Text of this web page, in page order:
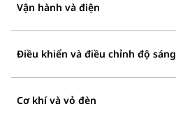
Vận hành và điện
Điều khiển và điều chỉnh độ sáng
Cơ khí và vỏ đèn